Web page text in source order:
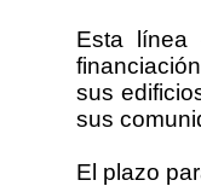
Esta línea
sus
sus
El plazo